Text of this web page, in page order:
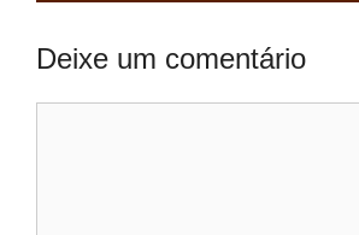
Deixe um comentário